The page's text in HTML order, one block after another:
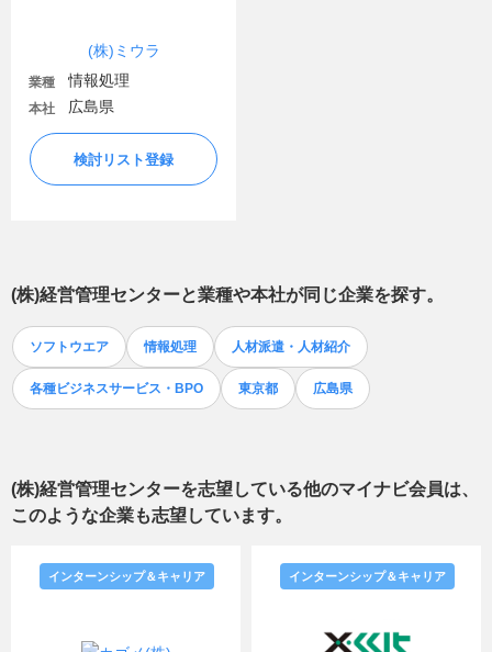
(株)ミウラ
業種 情報処理
本社 広島県
検討リスト登録
(株)経営管理センターと業種や本社が同じ企業を探す。
ソフトウエア 情報処理 人材派遣・人材紹介
各種ビジネスサービス・BPO 東京都 広島県
(株)経営管理センターを志望している他のマイナビ会員は、
このような企業も志望しています。
インターンシップ＆キャリア インターンシップ＆キャリア